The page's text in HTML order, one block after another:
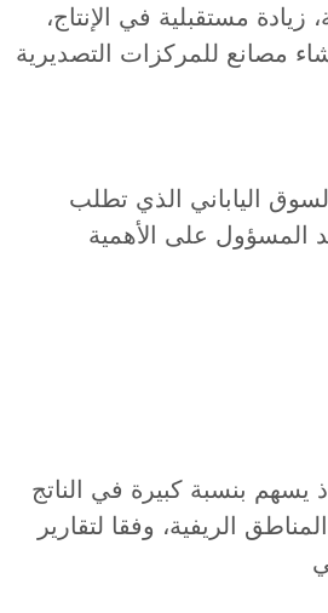
مستقبلية في الإنتاج،
الياباني الذي تطلب
المسؤول على الأهمية
بنسبة كبيرة في الناتج
الريفية، وفقا لتقارير